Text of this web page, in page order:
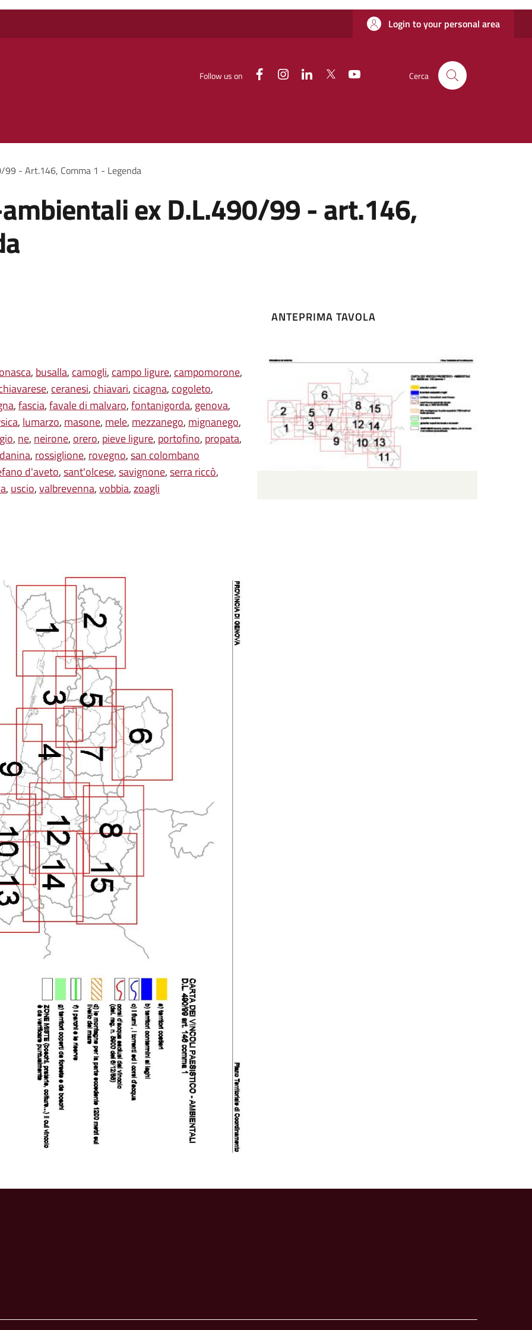
Login to your personal area
Follow us on FacebookInstagramLinkedinTwitter Cerca
99 - Art.146, Comma 1 - Legenda
ex D.L.490/99 - art.146,
, busalla, camogli, campo ligure, campomorone,
, ceranesi, chiavari, cicagna, cogoleto,
,fascia,favale di malvaro,fontanigorda, genova,
, lumarzo, masone, mele, mezzanego, mignanego,
, ne, neirone, orero, pieve ligure, portofino, propata,
, rossiglione, rovegno,san colombano
d'aveto,sant'olcese,savignone,serra riccò,
, uscio,valbrevenna,vobbia,zoagli
ANTEPRIMA TAVOLA